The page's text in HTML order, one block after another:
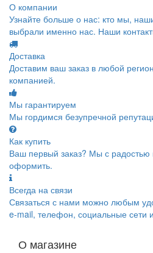
О компании
Узнайте больше о нас: кто мы,
выбрали именно нас. Наши
Доставка
Доставим ваш заказ в любой
компанией.
Мы гарантируем
Мы гордимся безупречной
Как купить
Ваш первый заказ? Мы с радостью
оформить.
Всегда на связи
Связаться с нами можно любым
e-mail, телефон, социальные сети
О магазине